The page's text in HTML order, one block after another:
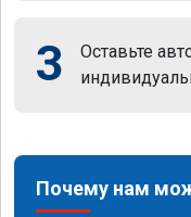
3
Оставьте
Почему нам